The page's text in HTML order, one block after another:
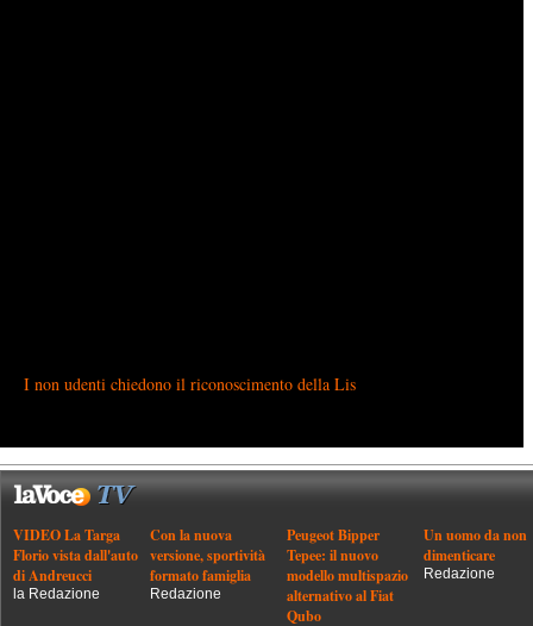
I non udenti chiedono il riconoscimento della Lis
VIDEO La Targa
Florio vista dall'auto
di Andreucci
la Redazione
Con la nuova
versione, sportività
formato famiglia
Redazione
Peugeot Bipper
Tepee: il nuovo
modello multispazio
alternativo al Fiat
Qubo
Un uomo da non
dimenticare
Redazione